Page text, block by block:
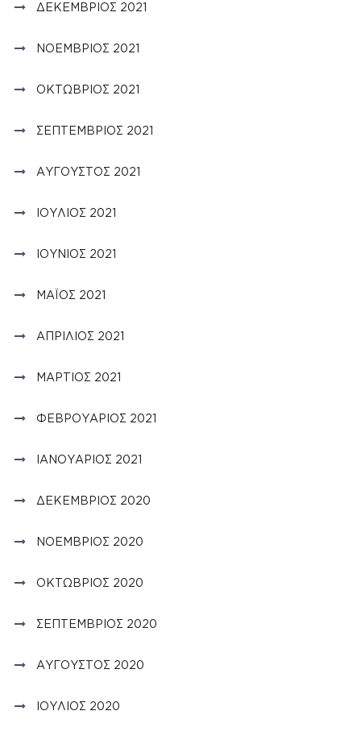
ΔΕΚΈΜΒΡΙΟΣ 2021
ΝΟΈΜΒΡΙΟΣ 2021
ΟΚΤΏΒΡΙΟΣ 2021
ΣΕΠΤΈΜΒΡΙΟΣ 2021
ΑΎΓΟΥΣΤΟΣ 2021
ΙΟΎΛΙΟΣ 2021
ΙΟΎΝΙΟΣ 2021
ΜΆΙΟΣ 2021
ΑΠΡΊΛΙΟΣ 2021
ΜΆΡΤΙΟΣ 2021
ΦΕΒΡΟΥΆΡΙΟΣ 2021
ΙΑΝΟΥΆΡΙΟΣ 2021
ΔΕΚΈΜΒΡΙΟΣ 2020
ΝΟΈΜΒΡΙΟΣ 2020
ΟΚΤΏΒΡΙΟΣ 2020
ΣΕΠΤΈΜΒΡΙΟΣ 2020
ΑΎΓΟΥΣΤΟΣ 2020
ΙΟΎΛΙΟΣ 2020